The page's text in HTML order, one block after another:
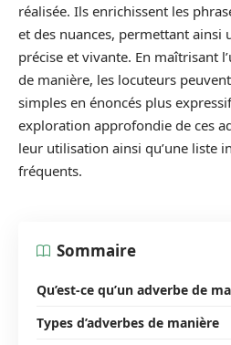
réalisée. Ils enrichissent les
et des nuances, permettant ainsi
précise et vivante. En maîtrisant
de manière, les locuteurs
simples en énoncés plus
exploration approfondie de ces
leur utilisation ainsi qu’une liste
fréquents.
Sommaire
Qu’est-ce qu’un adverbe de
Types d’adverbes de manière